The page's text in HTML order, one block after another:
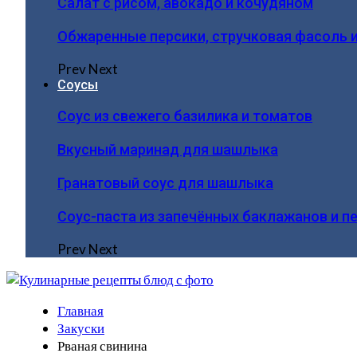
Обжаренные персики, стручковая фасоль
PrevNext
Соусы
Соус из свежего базилика и томатов
Вкусный маринад для шашлыка
Гранатовый соус для шашлыка
Соус-паста из запечённых баклажанов и
PrevNext
Главная
Закуски
Рваная свинина